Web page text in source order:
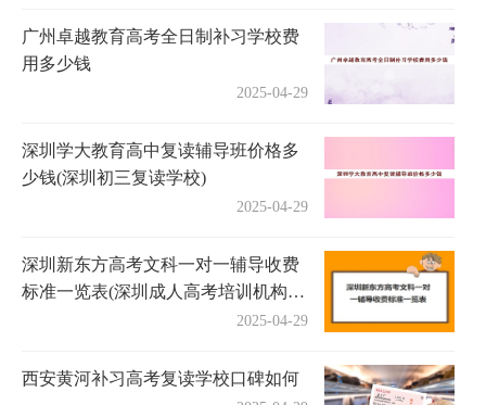
广州卓越教育高考全日制补习学校费
用多少钱
2025-04-29
深圳学大教育高中复读辅导班价格多
少钱(深圳初三复读学校)
2025-04-29
深圳新东方高考文科一对一辅导收费
标准一览表(深圳成人高考培训机构有
2025-04-29
西安黄河补习高考复读学校口碑如何